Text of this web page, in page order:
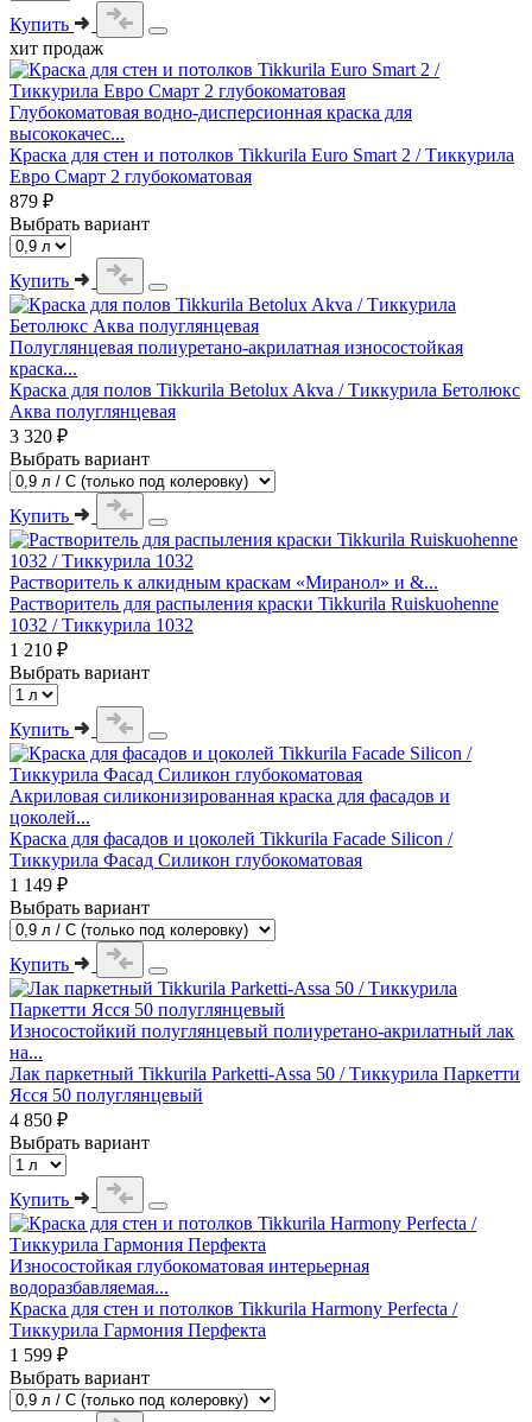
Купить
хит продаж
Глубокоматовая водно-дисперсионная краска для
высококачес...
Краска для стен и потолков Tikkurila Euro Smart 2 / Тиккурила
Евро Смарт 2 глубокоматовая
879 ₽
Выбрать вариант
Купить
Полуглянцевая полиуретано-акрилатная износостойкая
краска...
Краска для полов Tikkurila Betolux Akva / Тиккурила Бетолюкс
Аква полуглянцевая
3 320 ₽
Выбрать вариант
Купить
Растворитель к алкидным краскам «Миранол» и &...
Растворитель для распыления краски Tikkurila Ruiskuohenne
1032 / Тиккурила 1032
1 210 ₽
Выбрать вариант
Купить
Акриловая силиконизированная краска для фасадов и
цоколей...
Краска для фасадов и цоколей Tikkurila Facade Silicon /
Тиккурила Фасад Силикон глубокоматовая
1 149 ₽
Выбрать вариант
Купить
Износостойкий полуглянцевый полиуретано-акрилатный лак
на...
Лак паркетный Tikkurila Parketti-Assa 50 / Тиккурила Паркетти
Ясся 50 полуглянцевый
4 850 ₽
Выбрать вариант
Купить
Износостойкая глубокоматовая интерьерная
водоразбавляемая...
Краска для стен и потолков Tikkurila Harmony Perfecta /
Тиккурила Гармония Перфекта
1 599 ₽
Выбрать вариант